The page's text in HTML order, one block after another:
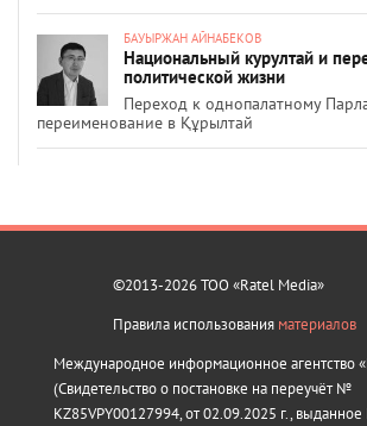
БАУЫРЖАН АЙНАБЕКОВ
Национальный курултай и
политической жизни
Переход к однопалатному
переименование в Құрылтай
©2013-2026 ТОО «Ratel Media»
Правила использования материалов
Международное информационное агентство
(Свидетельство о постановке на переучёт №
KZ85VPY00127994, от 02.09.2025 г.,